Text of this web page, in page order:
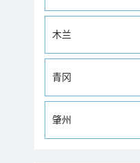
木兰
青冈
肇州